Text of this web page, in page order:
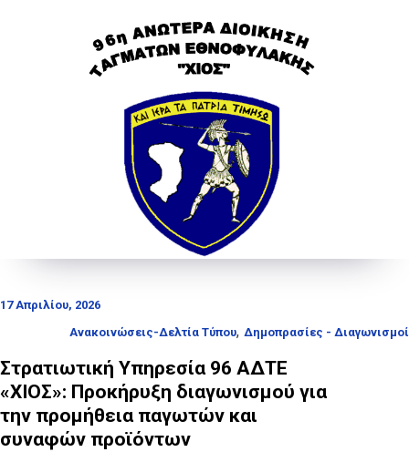
17 Απριλίου, 2026
Ανακοινώσεις-Δελτία Τύπου, Δημοπρασίες - Διαγωνισμοί
Στρατιωτική Υπηρεσία 96 ΑΔΤΕ
«ΧΙΟΣ»: Προκήρυξη διαγωνισμού για
την προμήθεια παγωτών και
συναφών προϊόντων